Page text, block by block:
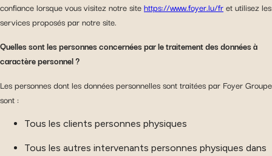
confiance lorsque vous visitez notre sitehttps://www.foyer.lu/fret utilisez les
services proposés par notre site.
Quelles sont les personnes concernées par le traitement des données à
caractère personnel ?
Les personnes dont les données personnelles sont traitées par Foyer Groupe
sont :
Tous les clients personnes physiques
Tous les autres intervenants personnes physiques dans